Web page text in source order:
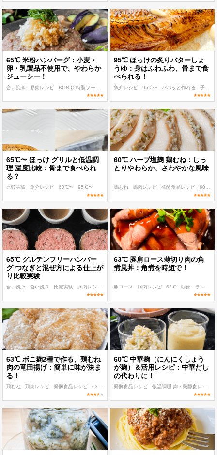
65℃ 米粉ハンバーグ：小麦・
卵・乳製品不使用で、やわらか
ジューシー！
合い挽き 豚肉レシピ BONIQ 特製ソースレシピ 65℃〜 ディナー
95℃ ほっけの炙りバターしょ
うゆ：身はふわふわ、骨まで食
べられる！
魚介レシピ 95℃〜 パパッと作れる 子ども
65℃〜 ほっけ グリルと低温調
理 温度比較：骨まで食べられ
る？
比較実験 魚介レシピ 60℃〜 95℃〜
60℃ ハーブ塩麹 鶏むね：しっ
とりやわらか、さわやかな風味
鶏むね 鶏肉レシピ 発酵食品レシピ 60℃〜
65℃ グルテンフリーハンバー
グ つなぎと混ぜ方による仕上が
り比較実験
合い挽き 合い挽き 比較実験 豚肉レシピ 牛肉レシピ
63℃ 豚肩ロース薄切り肉の角
煮風丼：角煮を時短で！
豚ロース 豚肉レシピ 63℃ 朝食・ランチ
63℃ ボニ麹2種で作る、鶏むね
肉の竜田揚げ：簡単に味が決ま
る！
鶏むね 鶏肉レシピ 発酵食品レシピ 63℃ 子ども
60℃ 中華麹（にんにくしょう
が麹）＆活用レシピ：中華だし
の代わりに！
発酵食品レシピ 低温調理 麹・発酵食レシピ